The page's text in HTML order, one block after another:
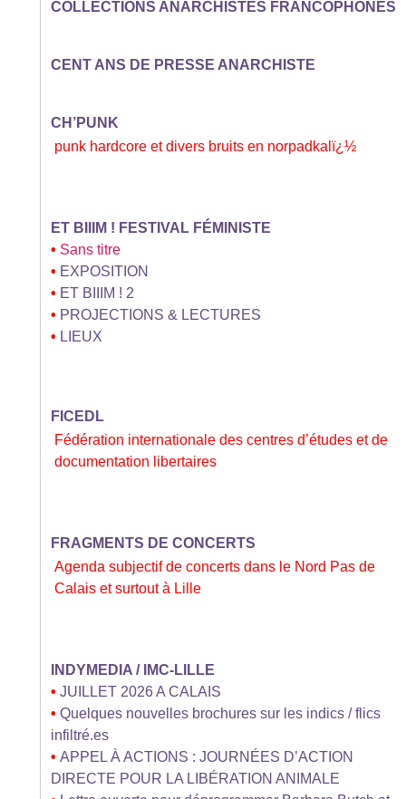
COLLECTIONS ANARCHISTES FRANCOPHONES
CENT ANS DE PRESSE ANARCHISTE
CH’PUNK
punk hardcore et divers bruits en norpadkalï¿½
ET BIIIM ! FESTIVAL FÉMINISTE
• Sans titre
• EXPOSITION
• ET BIIIM ! 2
• PROJECTIONS & LECTURES
• LIEUX
FICEDL
Fédération internationale des centres d’études et de
documentation libertaires
FRAGMENTS DE CONCERTS
Agenda subjectif de concerts dans le Nord Pas de
Calais et surtout à Lille
INDYMEDIA / IMC-LILLE
•JUILLET 2026 A CALAIS
•Quelques nouvelles brochures sur les indics / flics
infiltré.es
•APPEL À ACTIONS : JOURNÉES D’ACTION
DIRECTE POUR LA LIBÉRATION ANIMALE